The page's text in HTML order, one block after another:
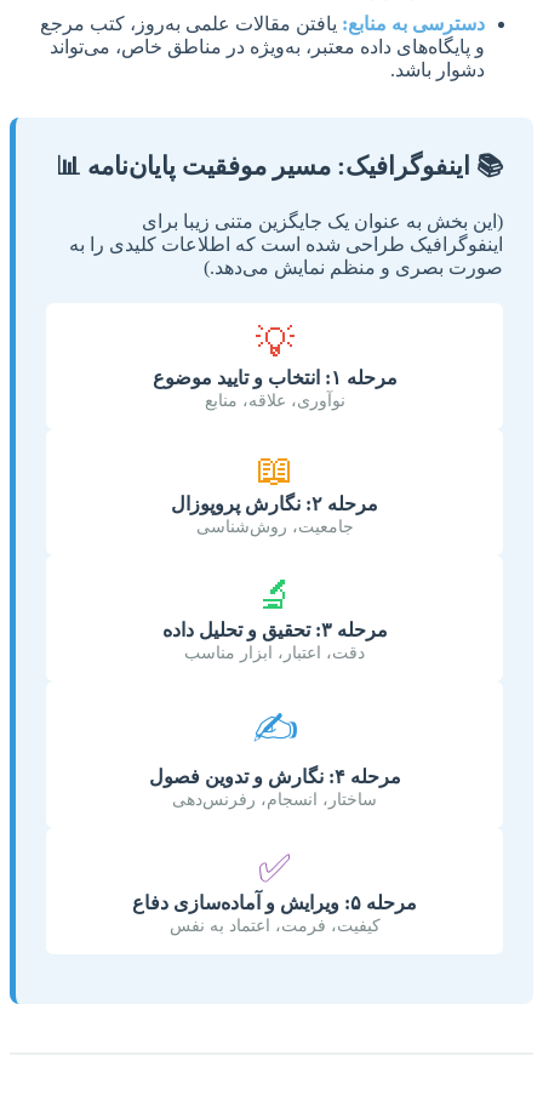
دسترسی به منابع: یافتن مقالات علمی به‌روز، کتب مرجع
و پایگاه‌های داده معتبر، به‌ویژه در مناطق خاص، می‌تواند
دشوار باشد.
📚 اینفوگرافیک: مسیر موفقیت پایان‌نامه 📊
(این بخش به عنوان یک جایگزین متنی زیبا برای
اینفوگرافیک طراحی شده است که اطلاعات کلیدی را به
صورت بصری و منظم نمایش می‌دهد.)
💡
مرحله ۱: انتخاب و تایید موضوع
نوآوری، علاقه، منابع
📖
مرحله ۲: نگارش پروپوزال
جامعیت، روش‌شناسی
🔬
مرحله ۳: تحقیق و تحلیل داده
دقت، اعتبار، ابزار مناسب
✍️
مرحله ۴: نگارش و تدوین فصول
ساختار، انسجام، رفرنس‌دهی
✅
مرحله ۵: ویرایش و آماده‌سازی دفاع
کیفیت، فرمت، اعتماد به نفس